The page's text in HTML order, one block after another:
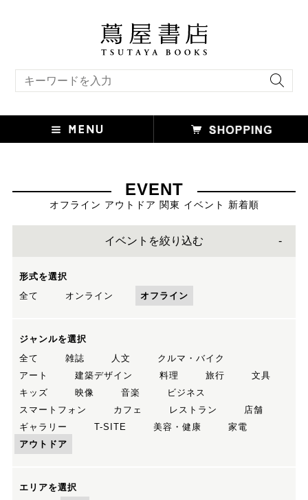
EVENT
オフライン アウトドア 関東 イベント 新着順
イベントを絞り込む
形式を選択
全て
オンライン オフライン
ジャンルを選択
全て
雑誌 人文
クルマ・バイク
アート
建築デザイン 料理 旅行
文具
キッズ
映像 音楽
ビジネス
スマートフォン
カフェ レストラン
店舗
ギャラリー
T-SITE 美容・健康
家電
アウトドア
エリアを選択